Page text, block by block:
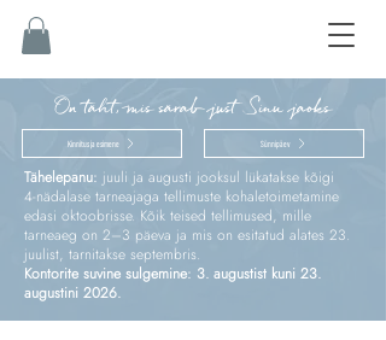
On täht, mis särab just Sinu jaoks
Kinnitus ja esimene Sünnipäev
Tähelepanu: juuli ja augusti jooksul lükatakse kõigi
4‑nädalase tarneajaga tellimuste kohaletoimetamine
edasi oktoobrisse. Kõik teised tellimused, mille
tarneaeg on 2–3 päeva ja mis on esitatud alates 23.
juulist, tarnitakse septembris.
Kontorite suvine sulgemine: 3. augustist kuni 23.
augustini 2026.